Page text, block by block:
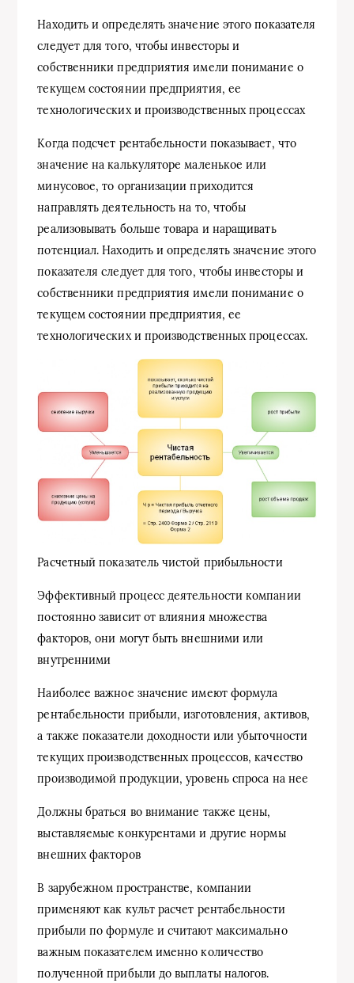
Находить и определять значение этого показателя
следует для того, чтобы инвесторы и
собственники предприятия имели понимание о
текущем состоянии предприятия, ее
технологических и производственных процессах
Когда подсчет рентабельности показывает, что
значение на калькуляторе маленькое или
минусовое, то организации приходится
направлять деятельность на то, чтобы
реализовывать больше товара и наращивать
потенциал. Находить и определять значение этого
показателя следует для того, чтобы инвесторы и
собственники предприятия имели понимание о
текущем состоянии предприятия, ее
технологических и производственных процессах.
Расчетный показатель чистой прибыльности
Эффективный процесс деятельности компании
постоянно зависит от влияния множества
факторов, они могут быть внешними или
внутренними
Наиболее важное значение имеют формула
рентабельности прибыли, изготовления, активов,
а также показатели доходности или убыточности
текущих производственных процессов, качество
производимой продукции, уровень спроса на нее
Должны браться во внимание также цены,
выставляемые конкурентами и другие нормы
внешних факторов
В зарубежном пространстве, компании
применяют как культ расчет рентабельности
прибыли по формуле и считают максимально
важным показателем именно количество
полученной прибыли до выплаты налогов.